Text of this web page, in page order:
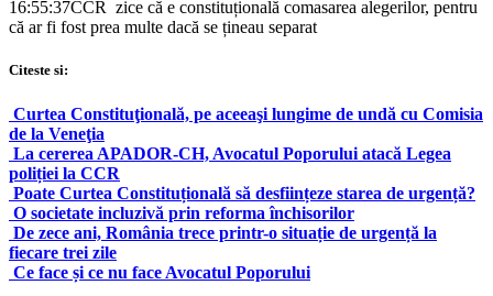
16:55:37CCR zice că e constituțională comasarea alegerilor, pentru
că ar fi fost prea multe dacă se țineau separat
Citeste si:
Curtea Constituţională, pe aceeaşi lungime de undă cu Comisia
de la Veneţia
La cererea APADOR-CH, Avocatul Poporului atacă Legea
poliției la CCR
Poate Curtea Constituțională să desființeze starea de urgență?
O societate incluzivă prin reforma închisorilor
De zece ani, România trece printr-o situație de urgență la
fiecare trei zile
Ce face și ce nu face Avocatul Poporului